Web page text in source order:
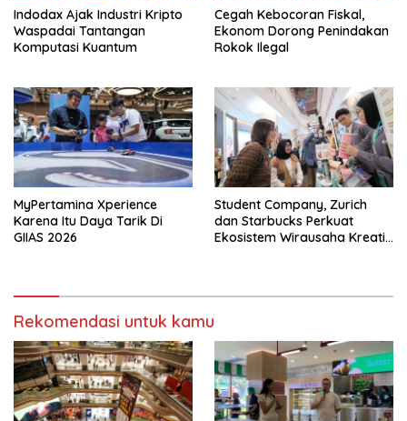
Indodax Ajak Industri Kripto
Waspadai Tantangan
Komputasi Kuantum
Cegah Kebocoran Fiskal,
Ekonom Dorong Penindakan
Rokok Ilegal
MyPertamina Xperience
Karena Itu Daya Tarik Di
GIIAS 2026
Student Company, Zurich
dan Starbucks Perkuat
Ekosistem Wirausaha Kreatif
Rekomendasi untuk kamu